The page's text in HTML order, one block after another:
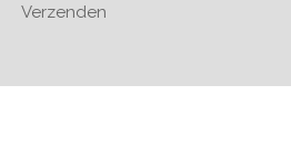
Verzenden